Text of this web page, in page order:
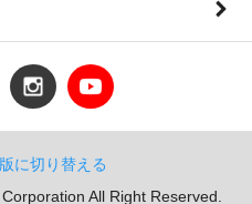
に切り替える
All Right Reserved.